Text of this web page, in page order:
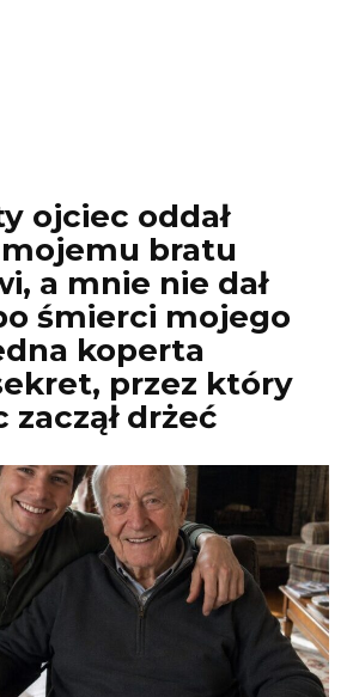
ojciec oddał
bratu
a mnie nie dał
śmierci mojego
koperta
przez który
drżeć